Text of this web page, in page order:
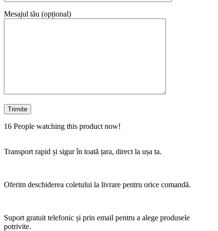
Mesajul tău (opțional)
16 People watching this product now!
Transport rapid și sigur în toată țara, direct la ușa ta.
Oferim deschiderea coletului la livrare pentru orice comandă.
Suport gratuit telefonic și prin email pentru a alege produsele
potrivite.